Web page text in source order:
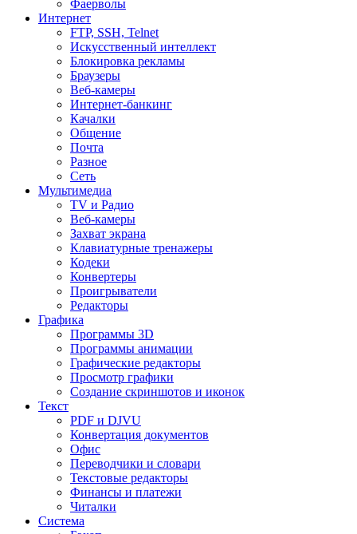
Фаерволы
Интернет
FTP, SSH, Telnet
Искусственный интеллект
Блокировка рекламы
Браузеры
Веб-камеры
Интернет-банкинг
Качалки
Общение
Почта
Разное
Сеть
Мультимедиа
TV и Радио
Веб-камеры
Захват экрана
Клавиатурные тренажеры
Кодеки
Конвертеры
Проигрыватели
Редакторы
Графика
Программы 3D
Программы анимации
Графические редакторы
Просмотр графики
Создание скриншотов и иконок
Текст
PDF и DJVU
Конвертация документов
Офис
Переводчики и словари
Текстовые редакторы
Финансы и платежи
Читалки
Система